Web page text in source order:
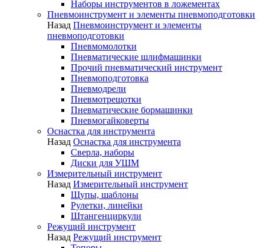
Наборы инструментов в ложементах
Пневмоинструмент и элементы пневмоподготовки
Назад Пневмоинструмент и элементы
пневмоподготовки
Пневмомолотки
Пневматические шлифмашинки
Прочий пневматический инструмент
Пневмоподготовка
Пневмодрели
Пневмотрещотки
Пневматические бормашинки
Пневмогайковерты
Оснастка для инструмента
Назад Оснастка для инструмента
Сверла, наборы
Диски для УШМ
Измерительный инструмент
Назад Измерительный инструмент
Щупы, шаблоны
Рулетки, линейки
Штангенциркули
Режущий инструмент
Назад Режущий инструмент